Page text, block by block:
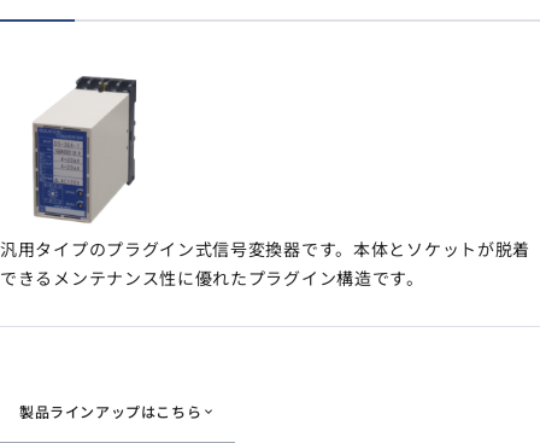
製品を探す
ソリューション
導入事例
サポート
当社について
ナレッジブログ
汎用タイプのプラグイン式信号変換器です。本体とソケットが脱着
できるメンテナンス性に優れたプラグイン構造です。
製品ラインアップはこちら